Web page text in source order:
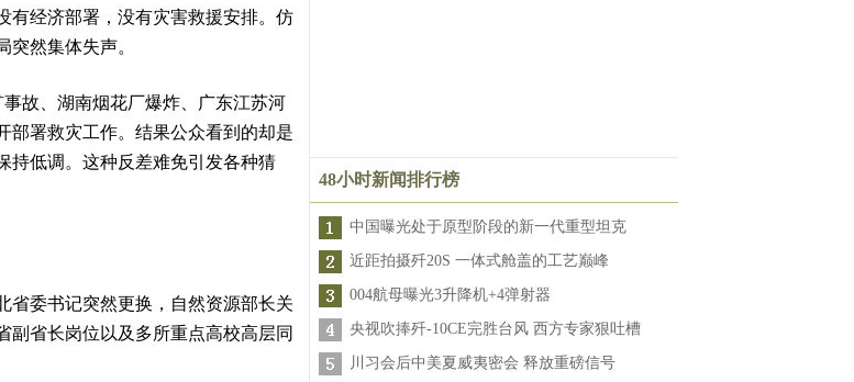
有经济部署，没有灾害救援安排。仿
突然集体失声。
故、湖南烟花厂爆炸、广东江苏河
部署救灾工作。结果公众看到的却是
持低调。这种反差难免引发各种猜
委书记突然更换，自然资源部长关
副省长岗位以及多所重点高校高层同
48小时新闻排行榜
中国曝光处于原型阶段的新一代重型坦克
近距拍摄歼20S 一体式舱盖的工艺巅峰
004航母曝光3升降机+4弹射器
央视吹捧歼-10CE完胜台风 西方专家狠吐槽
川习会后中美夏威夷密会 释放重磅信号